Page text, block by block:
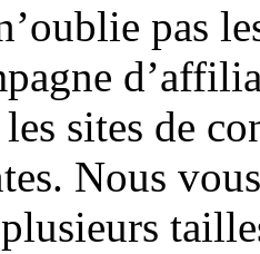
pas
sites de
Nous